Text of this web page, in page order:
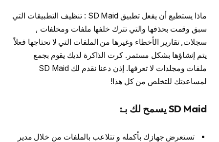
ماذا يستطيع أن يفعل تطبيق SD Maid : تنظيف التطبيقات التي
سبق وقمت بحذفها والتي تترك خلفها ملفات ومخلفات ,
سجلات, تقارير الأخطاء وغيرها من الملفات التي لا تحتاجها فعلاً
يتم إنشاؤها بشكل مستمر. كرت الذاكرة لديك يقوم بجمع
ملفات ومجلدات لا تعرفها. إذن دعنا نقدم لك SD Maid
لمساعدتك للتخلص من كل هذا!
SD Maid يسمح لك بـ:
تستعرض جهازك بأكمله و تتلاعب بالملفات من خلال مدير